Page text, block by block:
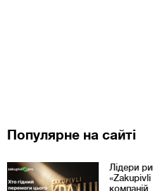
Популярне на сайті
Лідери
«Zakupivli
компаній